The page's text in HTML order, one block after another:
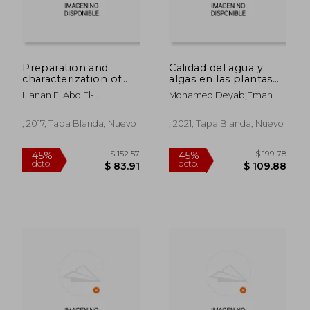
Preparation and
characterization of
mixed ligand
complexes (en
Hanan F. Abd El-
Mohamed;Mohamed
Omar
, 2017, Tapa Blanda, Nuevo
Calidad del agua y
algas en las plantas
de tratamiento de
agua potable de
Mohamed Deyab;Eman
El-Adl
, 2021, Tapa Blanda, Nuevo